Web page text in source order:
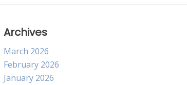
Archives
March 2026
February 2026
January 2026